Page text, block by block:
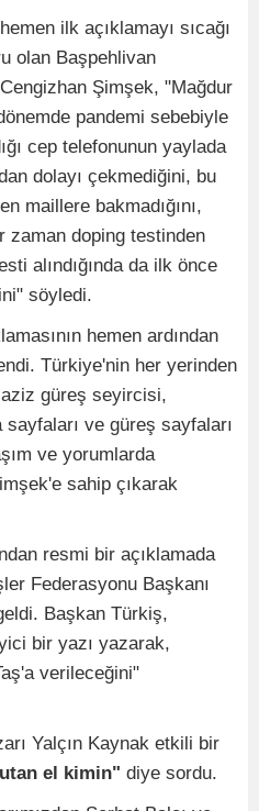
ilk açıklamayı sıcağı
olan Başpehlivan
Şimşek, "Mağdur
pandemi sebebiyle
cep telefonunun yaylada
dolayı çekmediğini, bu
maillere bakmadığını,
zaman doping testinden
alındığında da ilk önce
söyledi.
hemen ardından
Türkiye'nin her yerinden
güreş seyircisi,
ve güreş sayfaları
ve yorumlarda
sahip çıkarak
resmi bir açıklamada
Federasyonu Başkanı
Başkan Türkiş,
bir yazı yazarak,
verileceğini"
Yalçın Kaynak etkili bir
el kimin" diye sordu.